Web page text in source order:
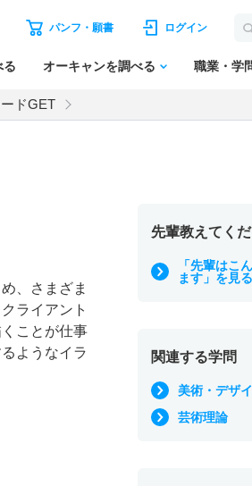
パンフ・願書 ログイン
る オーキャンを調べる 職業・学
ドGET
、さまざま
ライアント
ことが仕事
ようなイラ
先輩教えてく
「先輩はこ
ます」を見る
関連する学問
美術・デザ
芸術理論